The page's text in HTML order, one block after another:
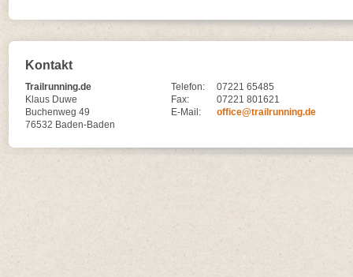
Kontakt
Trailrunning.de
Klaus Duwe
Buchenweg 49
76532 Baden-Baden
Telefon:
07221 65485
Fax:
07221 801621
E-Mail:
office@trailrunning.de